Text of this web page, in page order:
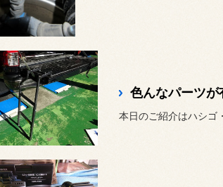
色んなパーツが
本日のご紹介はハシゴ